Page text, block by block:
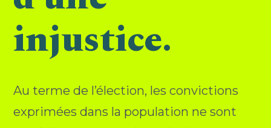
injustice.
Au terme de l’élection, les convictions
exprimées dans la population ne sont